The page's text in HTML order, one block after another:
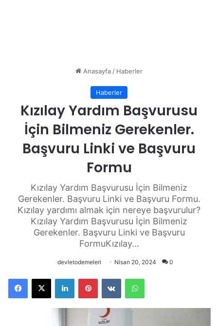
Anasayfa/ Haberler
Haberler
Kızılay Yardım Başvurusu
İçin Bilmeniz Gerekenler.
Başvuru Linki ve Başvuru
Formu
Kızılay Yardım Başvurusu İçin Bilmeniz
Gerekenler. Başvuru Linki ve Başvuru Formu.
Kızılay yardımı almak için nereye başvurulur?
Kızılay Yardım Başvurusu İçin Bilmeniz
Gerekenler. Başvuru Linki ve Başvuru
FormuKızılay...
devletodemeleri Nisan 20, 2024 0